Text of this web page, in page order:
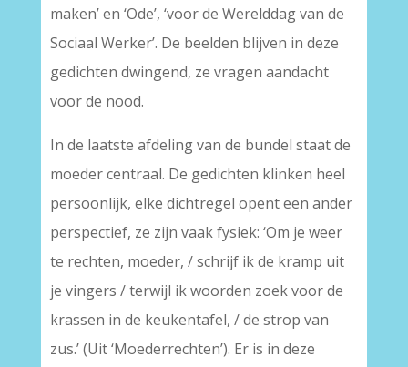
maken’ en ‘Ode’, ‘voor de Werelddag van de
Sociaal Werker’. De beelden blijven in deze
gedichten dwingend, ze vragen aandacht
voor de nood.
In de laatste afdeling van de bundel staat de
moeder centraal. De gedichten klinken heel
persoonlijk, elke dichtregel opent een ander
perspectief, ze zijn vaak fysiek: ‘Om je weer
te rechten, moeder, / schrijf ik de kramp uit
je vingers / terwijl ik woorden zoek voor de
krassen in de keukentafel, / de strop van
zus.’ (Uit ‘Moederrechten’). Er is in deze